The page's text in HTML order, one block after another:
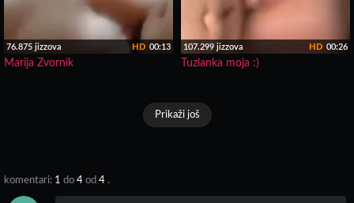
76.875 jizzova 00:13
HD
Marija Zvornik
107.299 jizzova 00:26
HD
Tuzlanka moja :)
Prikaži još
komentari: 1 do 4 od 4 .